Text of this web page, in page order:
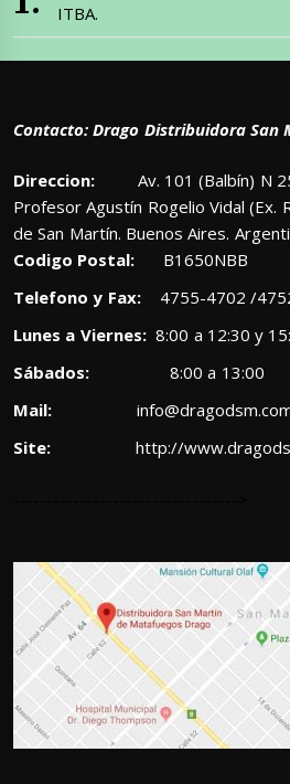
ITBA.
Contacto: Drago Distribuidora San
Direccion: Av. 101 (Balbín) N
Profesor Agustín Rogelio Vidal (Ex.
de San Martín. Buenos Aires.
Codigo Postal: B1650NBB
Telefono y Fax:4755-4702 /
Lunes a Viernes:8:00 a 12:30 y
Sábados: 8:00 a 13:00
Mail:
Site:
http://